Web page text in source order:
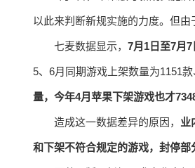
以此来判断新规实施的力度。但
七麦数据显示， 7月1日至7月7
5、6月同期游戏上架数量为1151款
量，今年4月苹果下架游戏也才7348
造成这一数据差异的原因， 业
和下架不符合规定的游戏，封停部